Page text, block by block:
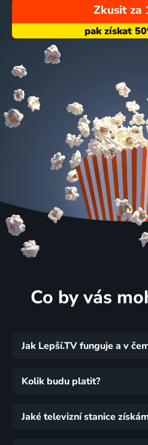
Zkusit za
Co by vás
Jak Lepší.TV funguje a v
Kolik budu platit?
Jaké televizní stanice